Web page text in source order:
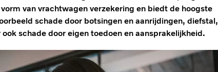
van vrachtwagen verzekering en biedt de hoogste
schade door botsingen en aanrijdingen, diefstal,
schade door eigen toedoen en aansprakelijkheid.